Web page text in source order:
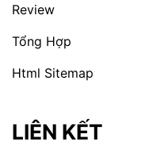
Review
Tổng Hợp
Html Sitemap
LIÊN KẾT